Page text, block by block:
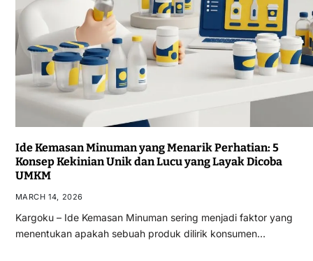
Ide Kemasan Minuman yang Menarik Perhatian: 5
Konsep Kekinian Unik dan Lucu yang Layak Dicoba
UMKM
MARCH 14, 2026
Kargoku – Ide Kemasan Minuman sering menjadi faktor yang
menentukan apakah sebuah produk dilirik konsumen…